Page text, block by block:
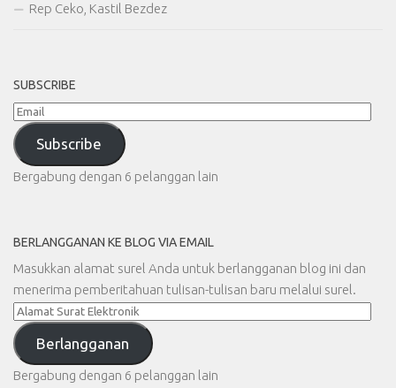
Rep Ceko, Kastil Bezdez
SUBSCRIBE
Email
Subscribe
Bergabung dengan 6 pelanggan lain
BERLANGGANAN KE BLOG VIA EMAIL
Masukkan alamat surel Anda untuk berlangganan blog ini dan
menerima pemberitahuan tulisan-tulisan baru melalui surel.
Alamat
Surat
Elektronik
Berlangganan
Bergabung dengan 6 pelanggan lain